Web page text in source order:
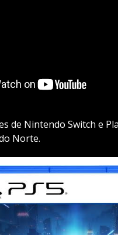
de Nintendo Switch e
Norte.